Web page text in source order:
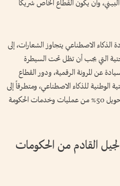
وأن يكون القطاع الخاص شريكاً
الاصطناعي يتجاوز الشعارات، إلى
التي يجب أن تظل تحت السيطرة
عن المرونة الرقمية، ودور القطاع
الوطنية للذكاء الاصطناعي، ومتطرقاً إلى
توجهات دولة الإمارات الطموحة لتحويل 50% من عمليات وخدمات الحكومة
القادم من الحكومات